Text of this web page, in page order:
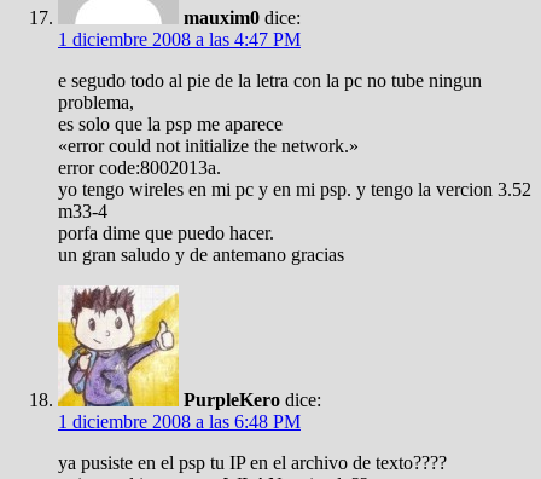
mauxim0 dice:
1 diciembre 2008 a las 4:47 PM
e segudo todo al pie de la letra con la pc no tube ningun
problema,
es solo que la psp me aparece
«error could not initialize the network.»
error code:8002013a.
yo tengo wireles en mi pc y en mi psp. y tengo la vercion 3.52
m33-4
porfa dime que puedo hacer.
un gran saludo y de antemano gracias
PurpleKero dice:
1 diciembre 2008 a las 6:48 PM
ya pusiste en el psp tu IP en el archivo de texto????